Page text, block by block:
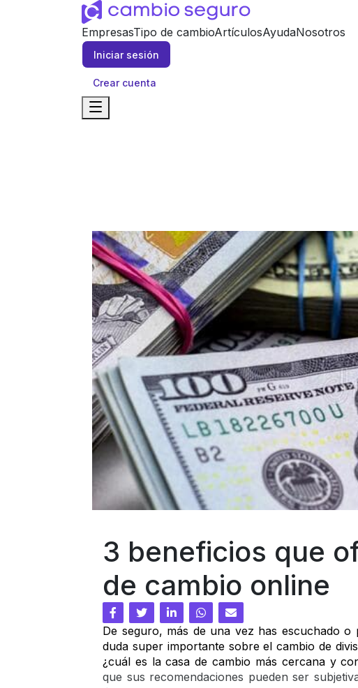
EmpresasTipo de cambioArtículosAyudaNosotros
Iniciar sesión
Crear cuenta
3 beneficios que
de cambio online
De seguro, más de una vez has escuchado
duda super importante sobre el cambio de
¿cuál es la casa de cambio más cercana y
que sus recomendaciones pueden ser